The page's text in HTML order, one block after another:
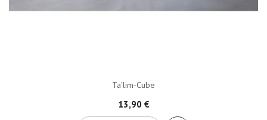
Ta'lim-Cube
13,90 €